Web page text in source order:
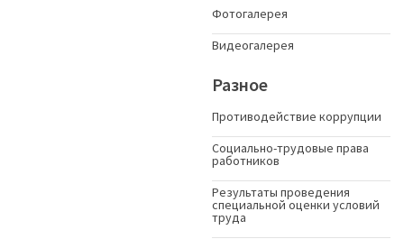
Фотогалерея
Видеогалерея
Разное
Противодействие коррупции
Социально-трудовые права
работников
Результаты проведения
специальной оценки условий
труда